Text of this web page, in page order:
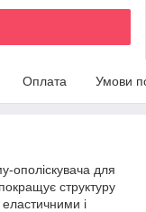
Оплата Умови
ополіскувача для
структуру
і